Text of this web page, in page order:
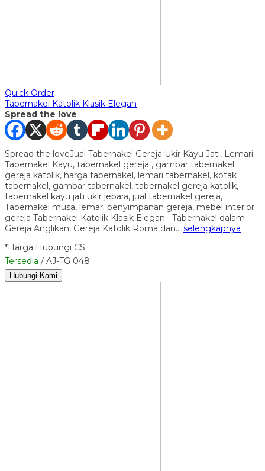
Quick Order
Tabernakel Katolik Klasik Elegan
Spread the love
Spread the loveJual Tabernakel Gereja Ukir Kayu Jati, Lemari
Tabernakel Kayu, tabernakel gereja , gambar tabernakel
gereja katolik, harga tabernakel, lemari tabernakel, kotak
tabernakel, gambar tabernakel, tabernakel gereja katolik,
tabernakel kayu jati ukir jepara, jual tabernakel gereja,
Tabernakel musa, lemari penyimpanan gereja, mebel interior
gereja Tabernakel Katolik Klasik Elegan Tabernakel dalam
Gereja Anglikan, Gereja Katolik Roma dan… selengkapnya
*Harga Hubungi CS
Tersedia / AJ-TG 048
Hubungi Kami